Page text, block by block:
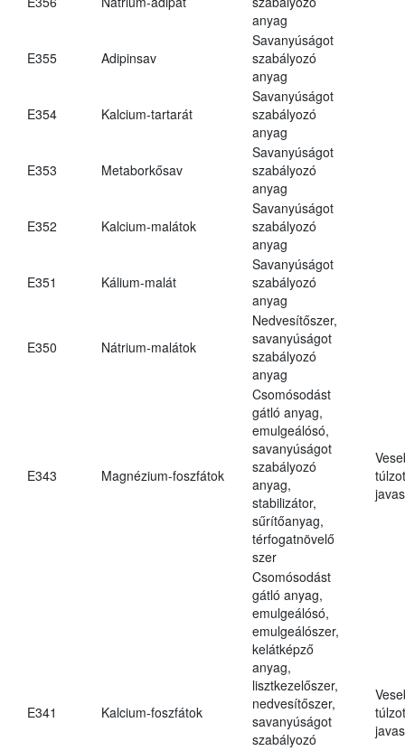
anyag
E355 Adipinsav
Savanyúságot
szabályozó
anyag
E354 Kalcium-tartarát
Savanyúságot
szabályozó
anyag
E353 Metaborkősav
Savanyúságot
szabályozó
anyag
E352 Kalcium-malátok
Savanyúságot
szabályozó
anyag
E351 Kálium-malát
Savanyúságot
szabályozó
anyag
E350 Nátrium-malátok
Nedvesítőszer,
savanyúságot
szabályozó
anyag
E343 Magnézium-foszfátok
Csomósodást
gátló anyag,
emulgeálósó,
savanyúságot
szabályozó
anyag,
stabilizátor,
sűrítőanyag,
térfogatnövelő
szer
E341 Kalcium-foszfátok
Csomósodást
gátló anyag,
emulgeálósó,
emulgeálószer,
kelátképző
anyag,
lisztkezelőszer,
nedvesítőszer,
savanyúságot
szabályozó